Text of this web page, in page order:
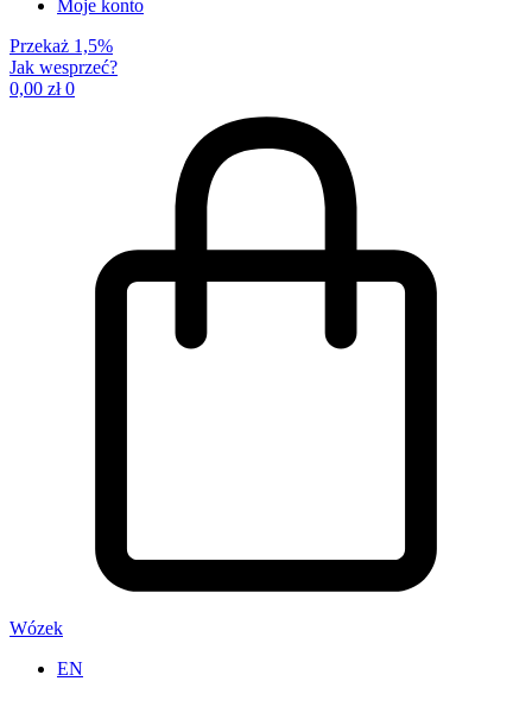
Moje konto
Przekaż 1,5%
Jak wesprzeć?
0,00 zł 0
Wózek
EN